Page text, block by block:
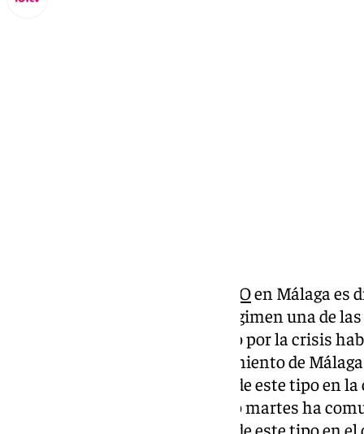
VPOen Málaga es
pregunte. Siendo este tipo de régimen una de
vivienda en un periodo marcado por la crisis
frente a la demanda, el Ayuntamiento de
ampliar el parque de viviendas de este tipo en
avanzando en ello y este mismo martes ha
para construir cinco viviendas de este tipo en